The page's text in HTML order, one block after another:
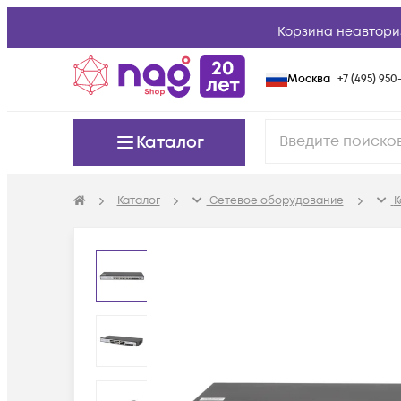
Корзина
Москва +7 (495) 950-
Каталог
Каталог Сетевое оборудование